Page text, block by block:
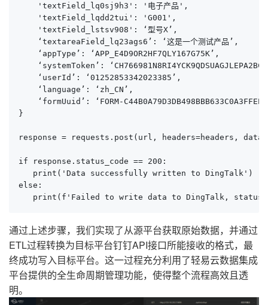
    'textField_lq0sj9h3': '电子产品',
    'textField_lqdd2tui': 'G001',
    'textField_lstsv908': ‘型号X’,
    ‘textareaField_lq23ags6’: ‘这是一个测试产品’,
    ‘appType’: ‘APP_E4D9OR2HF7QLY167G75K’,
‘systemToken’:
    ‘userId’: ‘01252853342023385’,
    ‘language’: ‘zh_CN’,
‘formUuid’: ‘FORM-
}
response = requests.post(url, headers=headers,
if response.status_code == 200:
   print('Data successfully written to DingTalk')
else:
print(f'Failed to write data to DingTalk, status
通过上述步骤，我们实现了从源平台获取原始数据，并通过
ETL过程转换为目标平台钉钉API接口所能接收的格式，最
终成功写入目标平台。这一过程充分利用了轻易云数据集成
平台提供的全生命周期管理功能，使得整个流程高效且透
明。